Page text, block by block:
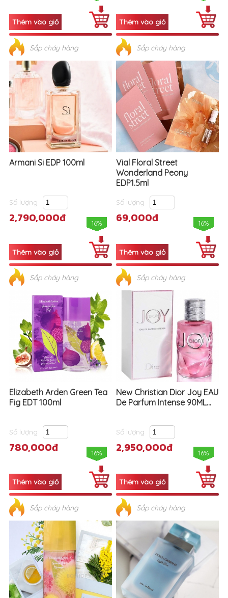
Sắp cháy hàng Sắp cháy hàng
Armani Si EDP 100ml
Số lượng
2,790,000đ 16%
Sắp cháy hàng
Vial Floral Street
Wonderland Peony
EDP1.5ml
Số lượng
69,000đ 16%
Sắp cháy hàng
Elizabeth Arden Green Tea
Fig EDT 100ml
Số lượng
780,000đ 16%
Sắp cháy hàng
New Christian Dior Joy EAU
De Parfum Intense 90ML...
Số lượng
2,950,000đ 16%
Sắp cháy hàng